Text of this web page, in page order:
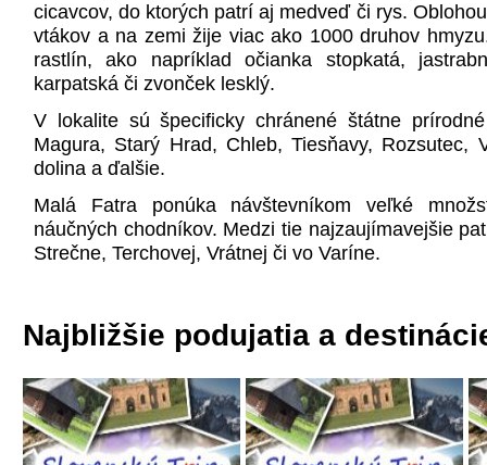
cicavcov, do ktorých patrí aj medveď či rys.
vtákov a na zemi žije viac ako 1000 druhov
rastlín, ako napríklad očianka stopkatá,
karpatská či zvonček lesklý.
V lokalite sú špecificky chránené štátne
Magura, Starý Hrad, Chleb, Tiesňavy, Rozsutec,
dolina a ďalšie.
Malá Fatra ponúka návštevníkom veľké
náučných chodníkov. Medzi tie najzaujímavejšie
Strečne, Terchovej, Vrátnej či vo Varíne.
Najbližšie podujatia a